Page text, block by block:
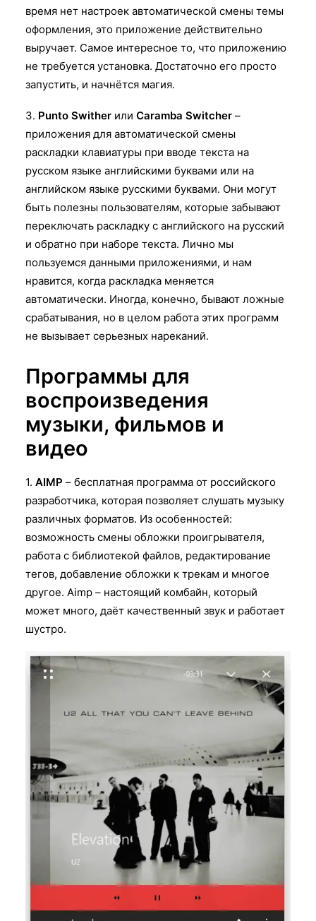
время нет настроек автоматической смены темы
оформления, это приложение действительно
выручает. Самое интересное то, что приложению
не требуется установка. Достаточно его просто
запустить, и начнётся магия.
3. Punto Swither или Caramba Switcher –
приложения для автоматической смены
раскладки клавиатуры при вводе текста на
русском языке английскими буквами или на
английском языке русскими буквами. Они могут
быть полезны пользователям, которые забывают
переключать раскладку с английского на русский
и обратно при наборе текста. Лично мы
пользуемся данными приложениями, и нам
нравится, когда раскладка меняется
автоматически. Иногда, конечно, бывают ложные
срабатывания, но в целом работа этих программ
не вызывает серьезных нареканий.
Программы для
воспроизведения
музыки, фильмов и
видео
1. AIMP – бесплатная программа от российского
разработчика, которая позволяет слушать музыку
различных форматов. Из особенностей:
возможность смены обложки проигрывателя,
работа с библиотекой файлов, редактирование
тегов, добавление обложки к трекам и многое
другое. Aimp – настоящий комбайн, который
может много, даёт качественный звук и работает
шустро.